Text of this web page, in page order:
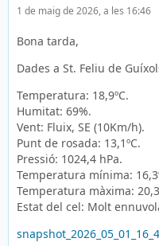
1 de maig de 2026, a les 16:46
Bona tarda,
Dades a St. Feliu de
Temperatura: 18,9ºC.
Humitat: 69%.
Vent: Fluix, SE (10Km/h).
Punt de rosada: 13,1ºC.
Pressió: 1024,4 hPa.
Temperatura mínima:
Temperatura màxima:
Estat del cel: Molt